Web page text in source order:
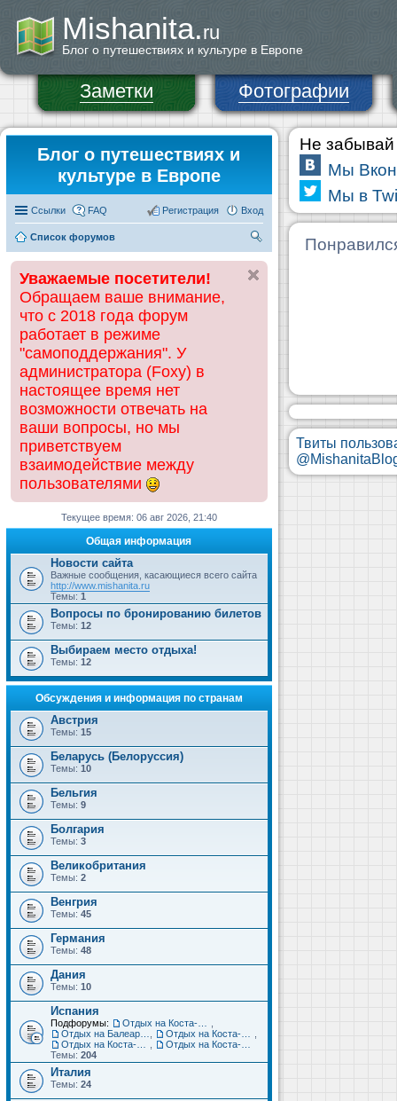
Mishanita.ru
Блог о путешествиях и культуре в Европе
Заметки Фотографии
Блог о путешествиях и
культуре в Европе
Ссылки FAQ Вход
Регистрация
Список форумов
ск
Уважаемые посетители!
Обращаем ваше внимание,
что с 2018 года форум
работает в режиме
"самоподдержания". У
администратора (Foxy) в
настоящее время нет
возможности отвечать на
ваши вопросы, но мы
приветствуем
взаимодействие между
пользователями
Текущее время: 06 авг 2026, 21:40
Общая информация
Новости сайта
Важные сообщения, касающиеся всего сайта
http://www.mishanita.ru
Темы: 1
Вопросы по бронированию билетов
Темы: 12
Выбираем место отдыха!
Темы: 12
Обсуждения и информация по странам
Австрия
Темы: 15
Беларусь (Белоруссия)
Темы: 10
Бельгия
Темы: 9
Болгария
Темы: 3
Великобритания
Темы: 2
Венгрия
Темы: 45
Германия
Темы: 48
Дания
Темы: 10
Испания
Подфорумы:
Темы: 204
Италия
Темы: 24
Не забывай
Мы
Мы в
Твиты